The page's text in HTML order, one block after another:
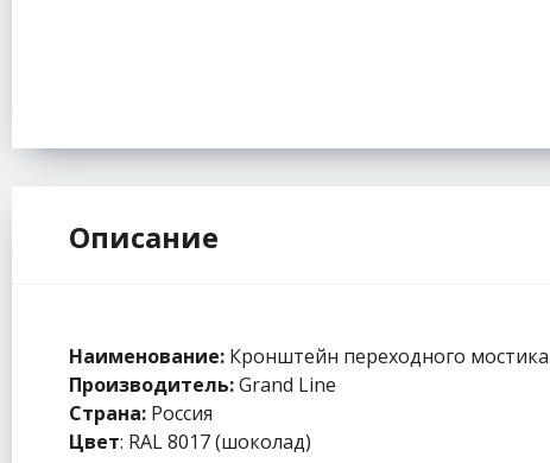
Описание
Наименование: Кронштейн переходного мостика
Производитель:Grand Line
Страна: Россия
Цвет: RAL 8017 (шоколад)